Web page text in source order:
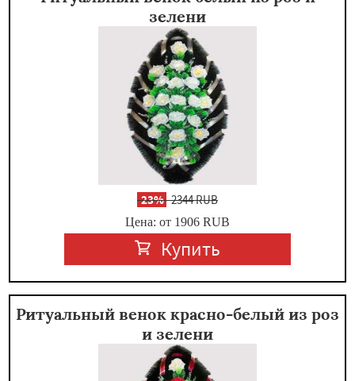
зелени
-23%2344 RUB
Цена: от 1906 RUB
Купить
Ритуальный венок красно-белый из роз
и зелени